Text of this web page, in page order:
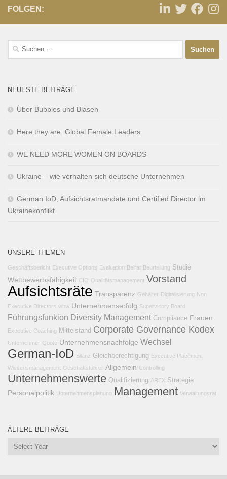
FOLGEN:
NEUESTE BEITRÄGE
Über Bubbles und Blasen
Here they are: Global Female Leaders
WE NEED MORE WOMEN ON BOARDS
Ukraine – wie verhalten sich deutsche Unternehmen
German IoD, Aufsichtsratmandate und Certified Director im
Ukrainekonflikt
UNSERE THEMEN
Geschäftsbericht Executive Options Evaluation Beirat Beurteilung Studie
Wettbewerbsfähigkeit CIO Qualitätsmanagement Vorstand
Aufsichtsräte Transparenz Gehälter Digitalisierung Non
Executive Directors wbw Unternehmenserfolg Supervisory Board
Führungsfunkion Diversity Management Compliance Frauen
Executive Coaching Mittelstand Corporate Governance Kodex
Unternehmer Quote Unternehmensnachfolge Wechsel
German-IoD Bilanz Gleichberechtigung Executive Placement
Wissensmanagement Geschäftsführer Allgemein Controlling
Unternehmenswerte Qualifizierung AREX Strategie
Personalpolitik Unternehmensplanung Management Verwaltungsrat
ÄLTERE BEITRÄGE